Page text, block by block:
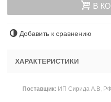
В
Добавить к сравнению
ХАРАКТЕРИСТИКИ
Поставщик: ИП Сирида А.В, РФ,